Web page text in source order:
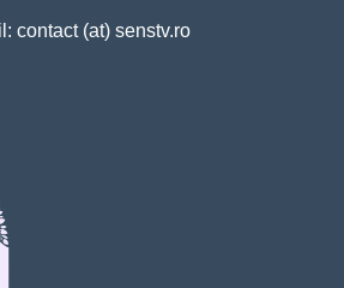
contact (at) senstv.ro